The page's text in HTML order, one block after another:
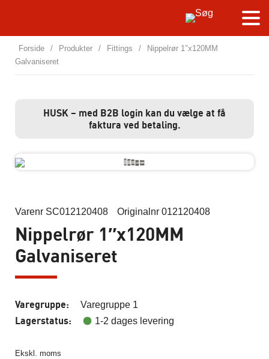
Forside / Produkter / Fittings /
Nippelrør 1″x120MM
Galvaniseret
HUSK – med B2B login kan du vælge at få
faktura ved betaling.
Varenr SC012120408 Originalnr 012120408
Nippelrør 1″x120MM
Galvaniseret
Varegruppe: Varegruppe 1
Lagerstatus: 1-2 dages levering
Ekskl. moms